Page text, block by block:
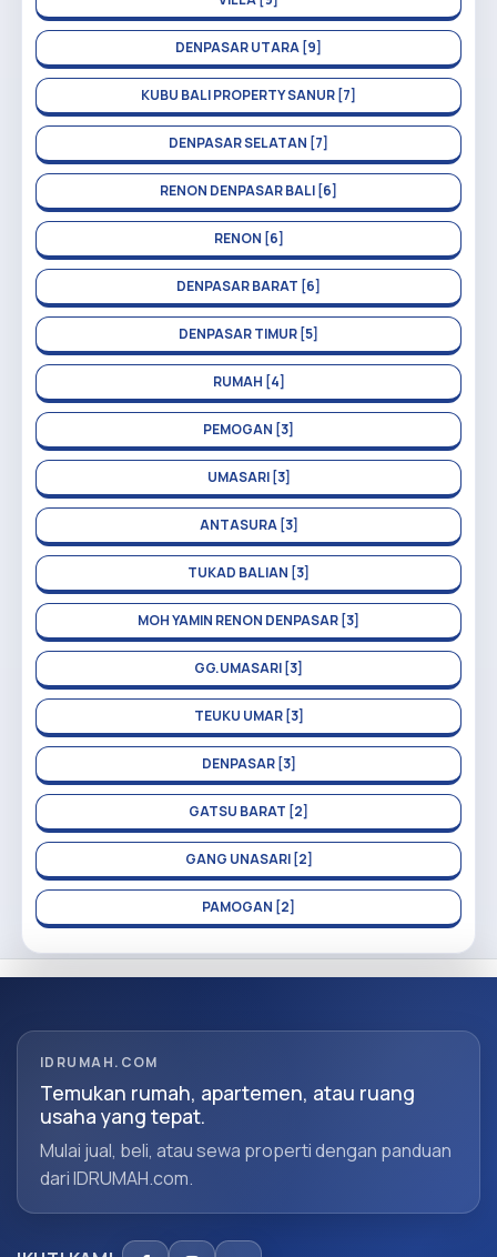
DENPASAR UTARA [9]
KUBU BALI PROPERTY SANUR [7]
DENPASAR SELATAN [7]
RENON DENPASAR BALI [6]
RENON [6]
DENPASAR BARAT [6]
DENPASAR TIMUR [5]
RUMAH [4]
PEMOGAN [3]
UMASARI [3]
ANTASURA [3]
TUKAD BALIAN [3]
MOH YAMIN RENON DENPASAR [3]
GG.UMASARI [3]
TEUKU UMAR [3]
DENPASAR [3]
GATSU BARAT [2]
GANG UNASARI [2]
PAMOGAN [2]
IDRUMAH.COM
Temukan rumah, apartemen, atau ruang
usaha yang tepat.
Mulai jual, beli, atau sewa properti dengan panduan
dari IDRUMAH.com.